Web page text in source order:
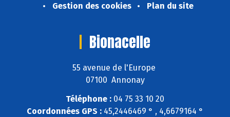
Gestion des cookies
Plan du site
Bionacelle
55 avenue de l'Europe
07100 Annonay
Téléphone : 04 75 33 10 20
Coordonnées GPS : 45,2446469 ° , 4,6679164 °